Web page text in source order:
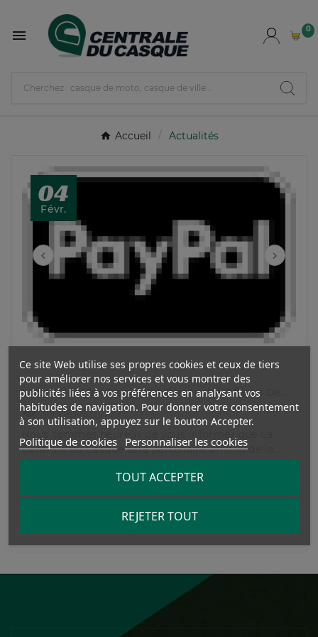
 0
Accueil Actualités
 
04
Févr.
La Centrale Du Casque Est Partenaire Officiel De
L'Enduropale Du Touquet 2026
 319VIEWS
Centrale du Casque sera partenaire officiel de la
Cette 50ème édition se déroulera du 13 au 15 février
2026.
Affichage 1-1 de 1 article(s) 
Ce site Web utilise ses propres cookies et ceux de tiers
pour améliorer nos services et vous montrer des
publicités liées à vos préférences en analysant vos
habitudes de navigation. Pour donner votre consentement
à son utilisation, appuyez sur le bouton Accepter.
Politique de cookies Personnaliser les cookies
REJETER TOUT
TOUT ACCEPTER